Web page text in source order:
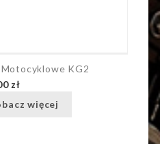
KG2
zł
więcej